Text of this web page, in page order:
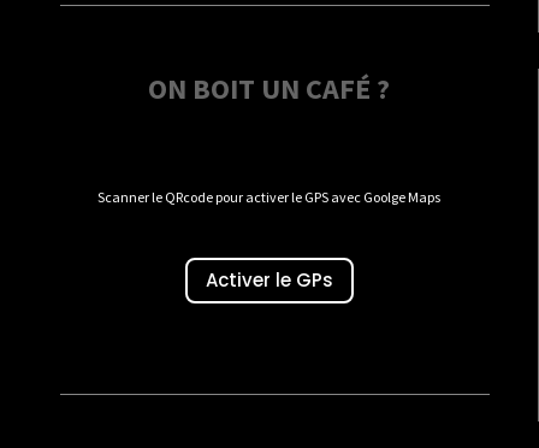
ON BOIT UN CAFÉ ?
Scanner le QRcode pour activer le GPS avec Goolge Maps
Activer le GPs